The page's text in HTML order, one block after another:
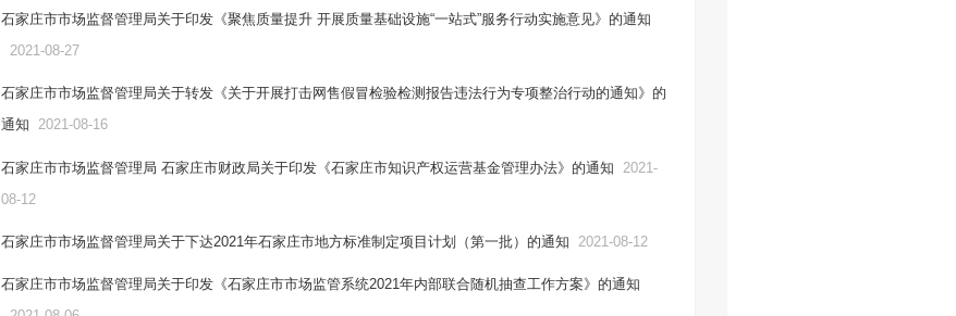
石家庄市市场监督管理局关于印发《聚焦质量提升 开展质量基础设施“一站式”服务行动实施意见》的通知
2021-08-27
石家庄市市场监督管理局关于转发《关于开展打击网售假冒检验检测报告违法行为专项整治行动的通知》的
通知
2021-08-16
石家庄市市场监督管理局 石家庄市财政局关于印发《石家庄市知识产权运营基金管理办法》的通知
2021-
08-12
石家庄市市场监督管理局关于下达2021年石家庄市地方标准制定项目计划（第一批）的通知 2021-08-12
石家庄市市场监督管理局关于印发《石家庄市市场监管系统2021年内部联合随机抽查工作方案》的通知